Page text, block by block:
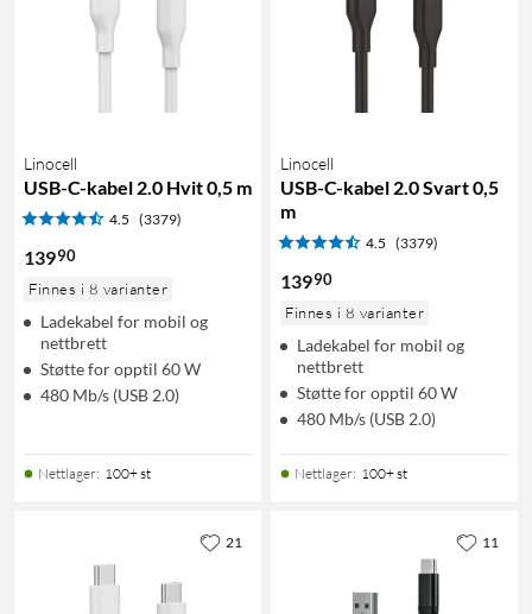
Linocell
USB-C-kabel 2.0 Hvit 0,5 m
4.5 (3379)
13990
Finnes i 8 varianter
Ladekabel for mobil og
nettbrett
Støtte for opptil 60 W
480 Mb/s (USB 2.0)
Nettlager: 100+ st
Linocell
USB-C-kabel 2.0 Svart 0,5
m
4.5 (3379)
13990
Finnes i 8 varianter
Ladekabel for mobil og
nettbrett
Støtte for opptil 60 W
480 Mb/s (USB 2.0)
Nettlager: 100+ st
21 11